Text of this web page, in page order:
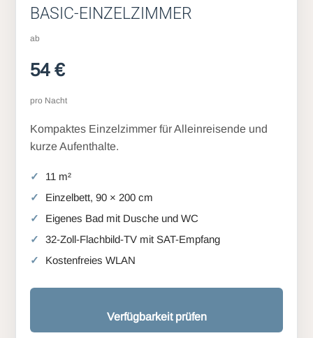
BASIC-EINZELZIMMER
ab
54 €
pro Nacht
Kompaktes Einzelzimmer für Alleinreisende und
kurze Aufenthalte.
11 m²
Einzelbett, 90 × 200 cm
Eigenes Bad mit Dusche und WC
32-Zoll-Flachbild-TV mit SAT-Empfang
Kostenfreies WLAN
Verfügbarkeit prüfen